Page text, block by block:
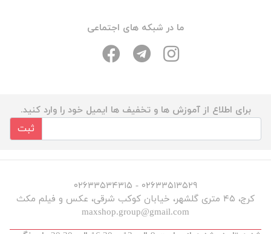
ما در شبکه های اجتماعی
برای اطلاع از آموزش ها و تخفیف ها ایمیل خود را وارد کنید.
ثبت
۰۲۶۳۳۵۱۳۵۲۹ - ۰۲۶۳۳۵۳۴۳۱۵
کرج، ۴۵ متری گلشهر، خیابان کوکب شرقی، عکس و فیلم مکث
maxshop.group@gmail.com